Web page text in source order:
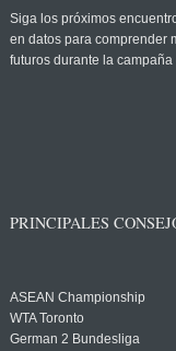
Siga los próximos
en datos para comprender
futuros durante la campaña
PRINCIPALES
ASEAN Championship
WTA Toronto
German 2 Bundesliga